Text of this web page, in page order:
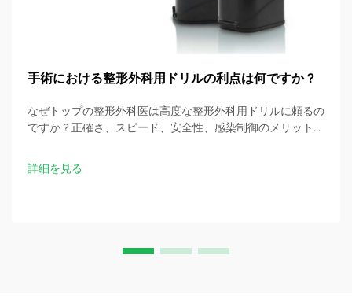
手術における整形外科用ドリルの利点は何ですか？
なぜトップの整形外科医は高度な整形外科用ドリルに頼るの
ですか？正確さ、スピード、安全性、感染制御のメリットを
ロードしてください。
詳細を見る